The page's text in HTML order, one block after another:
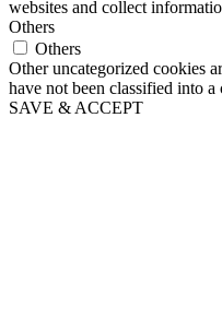
websites and collect
Others
Others
Other uncategorized cookies
have not been classified into a
SAVE & ACCEPT